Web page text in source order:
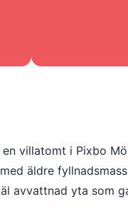
villatomt i Pixbo
äldre
avvattnad yta som